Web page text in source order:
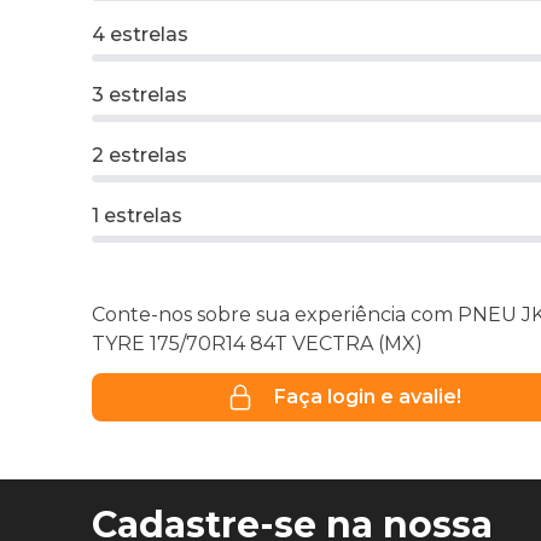
4 estrelas
3 estrelas
2 estrelas
1 estrelas
Conte-nos sobre sua experiência com PNEU
TYRE 175/70R14 84T VECTRA (MX)
Faça login e avalie!
Cadastre-se na nossa